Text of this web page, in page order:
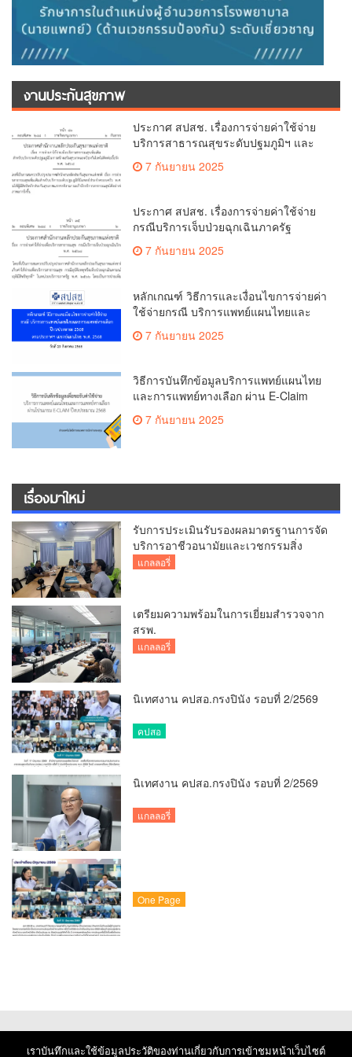
งานประกันสุขภาพ
ประกาศ สปสช. เรื่องการจ่ายค่าใช้จ่าย
บริการสาธารณสุขระดับปฐมภูมิฯ และ
7 กันยายน 2025
ประกาศ สปสช. เรื่องการจ่ายค่าใช้จ่าย
กรณีบริการเจ็บป่วยฉุกเฉินภาครัฐ
7 กันยายน 2025
หลักเกณฑ์ วิธีการและเงื่อนไขการจ่ายค่า
ใช้จ่ายกรณี บริการแพทย์แผนไทยและ
7 กันยายน 2025
วิธีการบันทึกข้อมูลบริการแพทย์แผนไทย
และการแพทย์ทางเลือก ผ่าน E-Claim
7 กันยายน 2025
เรื่องมาใหม่
รับการประเมินรับรองผลมาตรฐานการจัด
บริการอาชีวอนามัยและเวชกรรมสิ่ง
แวดล้อม
แกลลอรี่
เตรียมความพร้อมในการเยี่ยมสำรวจจาก
สรพ.
แกลลอรี่
นิเทศงาน คปสอ.กรงปินัง รอบที่ 2/2569
คปสอ
นิเทศงาน คปสอ.กรงปินัง รอบที่ 2/2569
แกลลอรี่
One Page
เราบันทึกและใช้ข้อมูลประวัติของท่านเกี่ยวกับการเข้าชมหน้าเว็บไซต์